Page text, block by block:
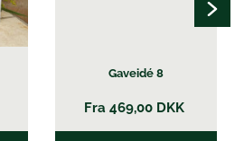
Gaveidé 8
Fra 469,00 DKK